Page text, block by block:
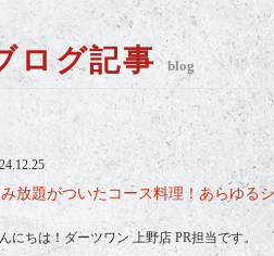
ログ記事 blog
放題がついたコース料理！あらゆる
にちは！ダーツワン 上野店 PR担当です。